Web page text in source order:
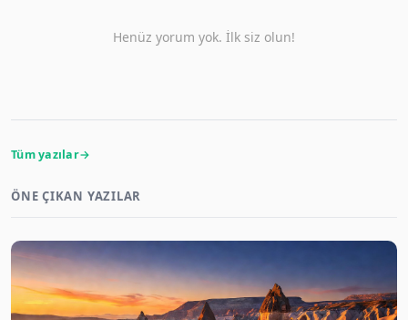
Henüz yorum yok. İlk siz olun!
Tüm yazılar
ÖNE ÇIKAN YAZILAR